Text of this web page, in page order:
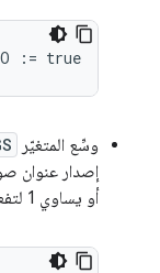
:= true
وسِّع المتغيّر
إصدار عنوان
أو يساوي 1 لتفعيل ميزة استرداد ACPIO.